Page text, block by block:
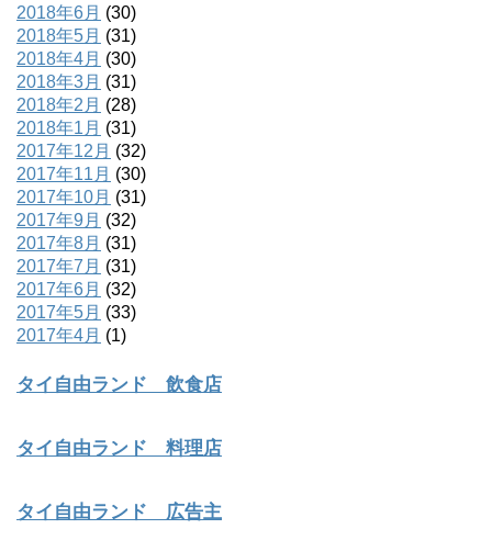
2018年6月 (30)
2018年5月 (31)
2018年4月 (30)
2018年3月 (31)
2018年2月 (28)
2018年1月 (31)
2017年12月 (32)
2017年11月 (30)
2017年10月 (31)
2017年9月 (32)
2017年8月 (31)
2017年7月 (31)
2017年6月 (32)
2017年5月 (33)
2017年4月 (1)
タイ自由ランド 飲食店
タイ自由ランド 料理店
タイ自由ランド 広告主